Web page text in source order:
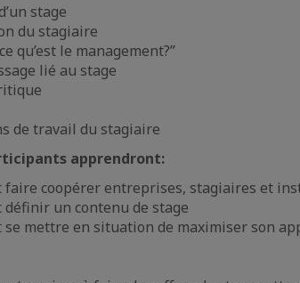
stage
du stagiaire
qu’est le management?”
lié au stage
de travail du stagiaire
apprendront:
faire coopérer entreprises, stagiaires et
définir un contenu de stage
se mettre en situation de maximiser son